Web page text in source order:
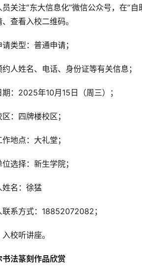
关注“东大信息化”微信公众号，在“
查看入校二维码。
类型：普通申请；
人姓名、电话、身份证等有关信息；
期：2025年10月15日（周三）；
：四牌楼校区；
地点：大礼堂；
选择：新生学院；
姓名：徐猛
联系方式：18852072082；
校听讲座。
书法篆刻作品欣赏